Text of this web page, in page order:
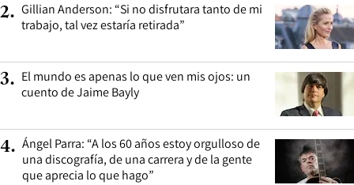
2. Gillian Anderson: “Si no disfrutara tanto de mi
trabajo, tal vez estaría retirada”
3. El mundo es apenas lo que ven mis ojos: un
cuento de Jaime Bayly
4. Ángel Parra: “A los 60 años estoy orgulloso de
una discografía, de una carrera y de la gente
que aprecia lo que hago”